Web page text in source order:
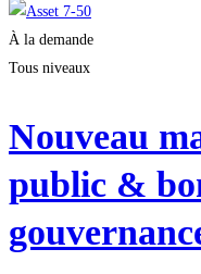
À la demande
Tous niveaux
Nouveau
public &